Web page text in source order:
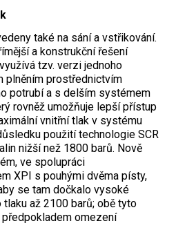
také na sání a vstřikování.
a konstrukční řešení
tzv. verzi jednoho
plněním prostřednictvím
potrubí a s delším systémem
rovněž umožňuje lepší přístup
vnitřní tlak v systému
použití technologie SCR
nižší než 1800 barů. Nově
ve spolupráci
XPI s pouhými dvěma písty,
se tam dočkalo vysoké
až 2100 barů; obě tyto
omezení